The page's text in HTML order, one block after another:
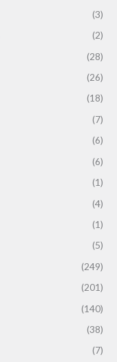
(3)
(2)
(28)
(26)
(18)
(7)
(6)
(6)
(1)
(4)
(1)
(5)
(249)
(201)
(140)
(38)
(7)